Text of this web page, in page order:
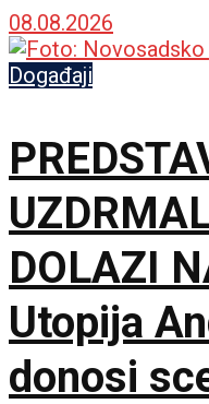
provod u
08.08.2026
Događaji
DOLAZI
Utopija
donosi